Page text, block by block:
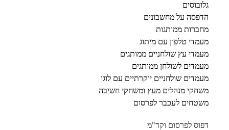
גלובוסים
הדפסה על מחשבונים
מחברות ממותגות
מעמדי טלפון עם מיתוג
מעמדי עץ שולחניים ממותגים
מעמדים לשולחן ממותגים
מעמדים שולחניים יוקרתיים עם לוגו
משחקי מנהלים מעץ ומשחקי חשיבה
משטחים לעכבר לפרסום
דפוס לפרסום וקד"מ